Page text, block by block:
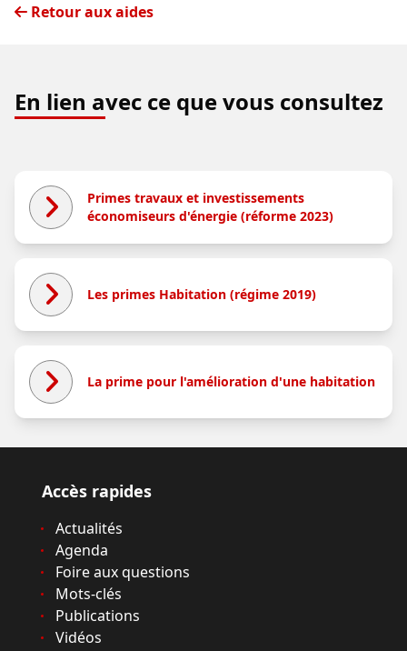
Retour aux aides
En lien avec ce que vous consultez
Primes travaux et investissements
économiseurs d'énergie (réforme 2023)
Les primes Habitation (régime 2019)
La prime pour l'amélioration d'une habitation
Accès rapides
Actualités
Agenda
Foire aux questions
Mots-clés
Publications
Vidéos